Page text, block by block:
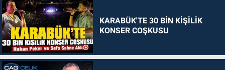
KARABÜK'TE 30 BİN KİŞİLİK
KONSER COŞKUSU